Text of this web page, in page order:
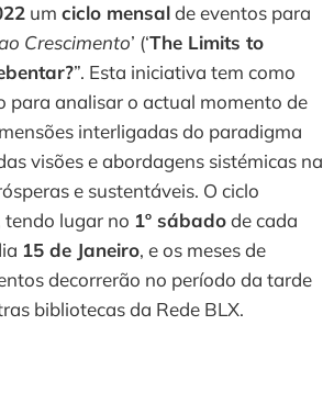
um ciclo mensalde eventos para
Crescimento’ (‘The Limits to
”. Esta iniciativa tem como
para analisar o actual momento de
interligadas do paradigma
visões e abordagens sistémicas na
e sustentáveis. O ciclo
tendo lugar no 1º sábadode cada
15 de Janeiro, e os meses de
decorrerão no período da tarde
bibliotecas da Rede BLX.